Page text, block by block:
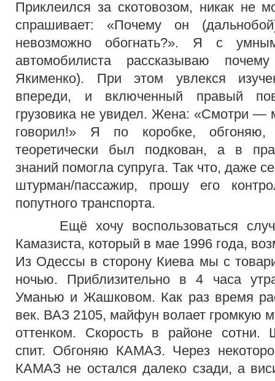
Приклеился за скотовозом, никак не
спрашивает: «Почему он
невозможно обогнать?». Я с
автомобилиста рассказываю
Якименко). При этом увлекся
впереди, и включенный правый
грузовика не увидел. Жена: «Смотри —
говорил!» Я по коробке,
теоретически был подкован, а в
знаний помогла супруга. Так что, даже
штурман/пассажир, прошу его
попутного транспорта.
Ещё хочу воспользоваться
Камазиста, который в мае 1996 года,
Из Одессы в сторону Киева мы с
ночью. Приблизительно в 4 часа
Уманью и Жашковом. Как раз время
век. ВАЗ 2105, майфун волает громкую
оттенком. Скорость в районе сотни.
спит. Обгоняю КАМАЗ. Через
КАМАЗ не остался далеко сзади, а